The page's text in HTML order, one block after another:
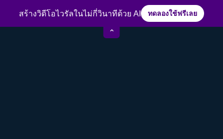
สร้างวิดีโอไวรัลในไม่กี่วินาทีด้วย AI ทดลองใช้ฟรีเลย
⌃
ประสบการณ์กว่า 15 ปีในวงการตัดต่อวิดีโอ